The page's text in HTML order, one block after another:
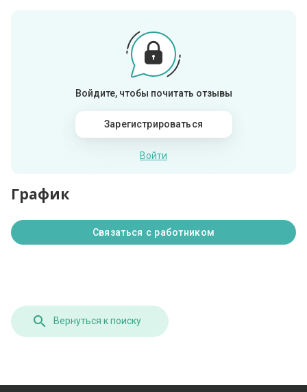
Войдите, чтобы почитать отзывы
Зарегистрироваться
Войти
График
Связаться с работником
Вернуться к поиску